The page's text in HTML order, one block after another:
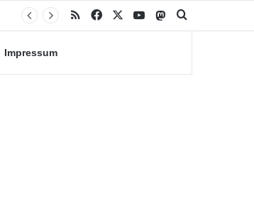
RSS Facebook YouTubeMastodon
Impressum